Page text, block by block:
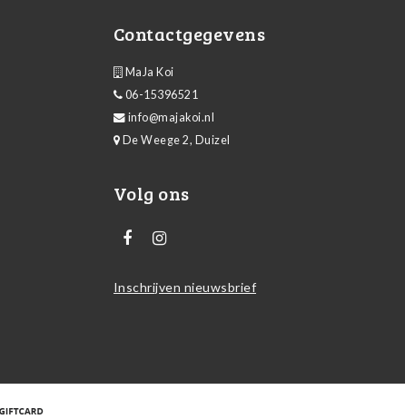
Contactgegevens
MaJa Koi
06-15396521
info@majakoi.nl
De Weege 2, Duizel
Volg ons
Inschrijven nieuwsbrief